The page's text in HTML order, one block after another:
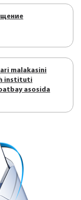
mаlаkаsini
instituti
аsоsidа